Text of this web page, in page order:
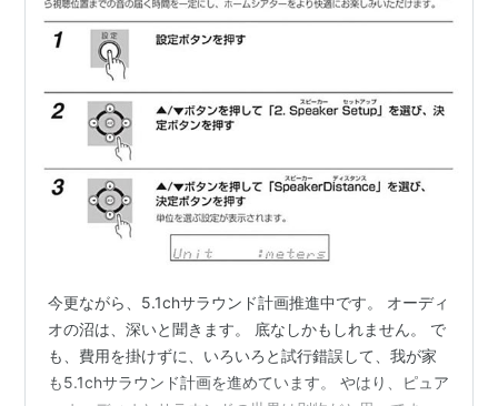
今更ながら、5.1chサラウンド計画推進中です。 オーディ
オの沼は、深いと聞きます。 底なしかもしれません。 で
も、費用を掛けずに、いろいろと試行錯誤して、我が家
も5.1chサラウンド計画を進めています。 やはり、ピュア